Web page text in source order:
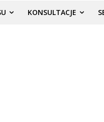
KONSULTACJE